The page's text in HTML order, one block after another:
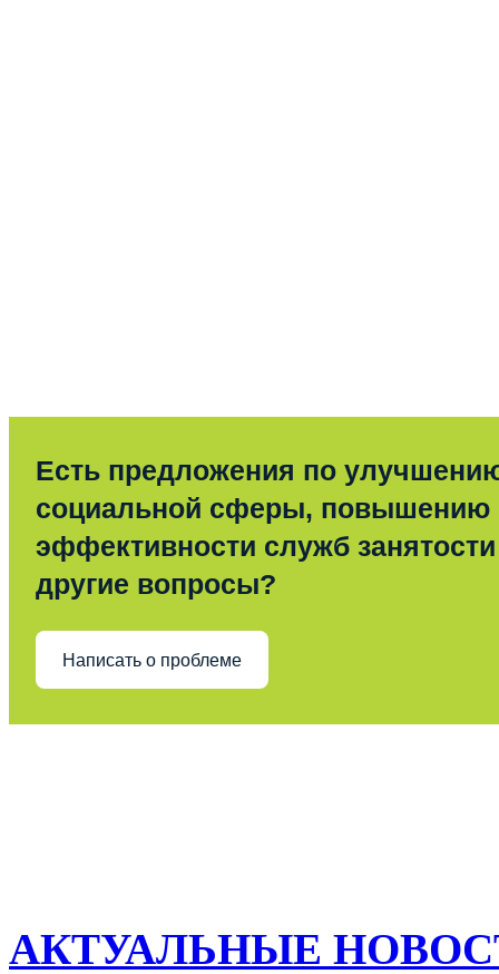
Есть предложения по
социальной сферы, повышению
эффективности служб
другие вопросы?
Написать о проблеме
АКТУАЛЬНЫЕ